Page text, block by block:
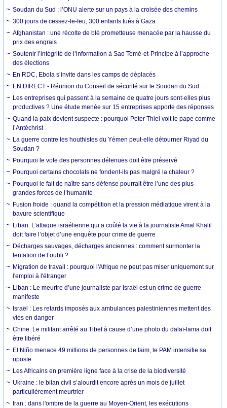
Soudan du Sud : l’ONU alerte sur un pays à la croisée des chemins
300 jours de cessez-le-feu, 300 enfants tués à Gaza
Afghanistan : une récolte de blé prometteuse menacée par la hausse du
prix des engrais
Soutenir l’intégrité de l’information à Sao Tomé-et-Principe à l’approche
des élections
En RDC, Ebola s’invite dans les camps de déplacés
EN DIRECT - Réunion du Conseil de sécurité sur le Soudan du Sud
Les entreprises qui passent à la semaine de quatre jours sont-elles plus
productives ? Une étude menée sur 15 entreprises apporte des réponses
Quand la paix devient suspecte : pourquoi Peter Thiel voit le pape comme
l’Antéchrist
La guerre contre les houthistes du Yémen peut-elle détourner Riyad du
Soudan ?
Pourquoi le vote des personnes détenues doit être préservé
Pourquoi certains chocolats ne fondent-ils pas malgré la chaleur ?
Pourquoi le fait de naître sans défense pourrait être l’une des plus
grandes forces de l’humanité
Fusion froide : quand la compétition et la pression médiatique virent à la
bavure scientifique
Liban. L’attaque israélienne qui a coûté la vie à la journaliste Amal Khalil
doit faire l’objet d’une enquête pour crime de guerre
Décharges sauvages, décharges anciennes : comment surmonter la
tentation de l’oubli ?
Migration de travail : pourquoi l'Afrique ne peut pas miser uniquement sur
l'emploi à l'étranger
Liban : Le meurtre d’une journaliste par Israël est un crime de guerre
manifeste
Israël : Les retards imposés aux ambulances palestiniennes mettent des
vies en danger
Chine. Le militant arrêté au Tibet à cause d’une photo du dalaï-lama doit
être libéré
El Niño menace 49 millions de personnes de faim, le PAM intensifie sa
riposte
Les Africains en première ligne face à la crise de la biodiversité
Ukraine : le bilan civil s’alourdit encore après un mois de juillet
particulièrement meurtrier
Iran : dans l'ombre de la guerre au Moyen-Orient, les exécutions